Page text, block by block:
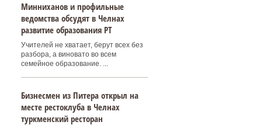
Минниханов и профильные
ведомства обсудят в Челнах
развитие образования РТ
Учителей не хватает, берут всех без
разбора, а виновато во всем
семейное образование. ...
Бизнесмен из Питера открыл на
месте рестоклуба в Челнах
туркменский ресторан